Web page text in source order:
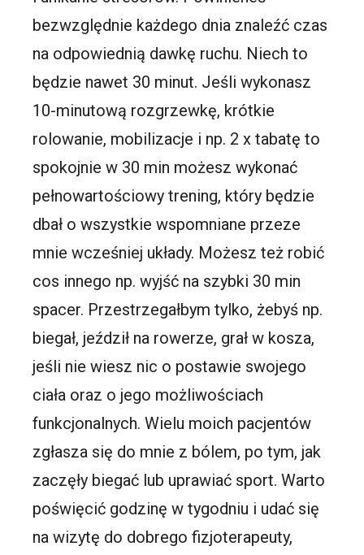
bezwzględnie każdego dnia znaleźć czas
na odpowiednią dawkę ruchu. Niech to
będzie nawet 30 minut. Jeśli wykonasz
10-minutową rozgrzewkę, krótkie
rolowanie, mobilizacje i np. 2 x tabatę to
spokojnie w 30 min możesz wykonać
pełnowartościowy trening, który będzie
dbał o wszystkie wspomniane przeze
mnie wcześniej układy. Możesz też robić
cos innego np. wyjść na szybki 30 min
spacer. Przestrzegałbym tylko, żebyś np.
biegał, jeździł na rowerze, grał w kosza,
jeśli nie wiesz nic o postawie swojego
ciała oraz o jego możliwościach
funkcjonalnych. Wielu moich pacjentów
zgłasza się do mnie z bólem, po tym, jak
zaczęły biegać lub uprawiać sport. Warto
poświęcić godzinę w tygodniu i udać się
na wizytę do dobrego fizjoterapeuty,